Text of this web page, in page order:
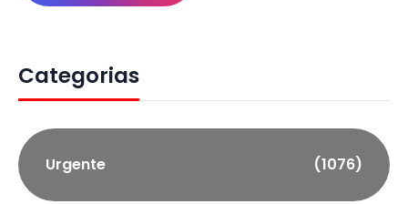
Categorias
Urgente (1076)